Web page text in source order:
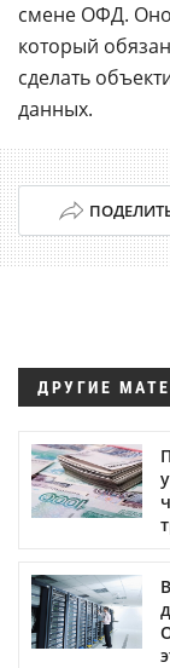
смене ОФД.
который
сделать
данных.
ДРУГИЕ